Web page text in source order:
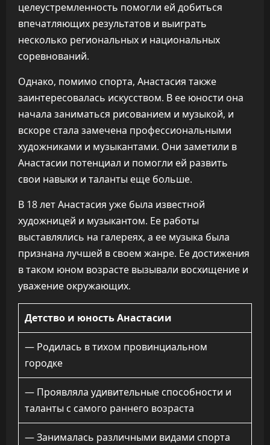
целеустремленность помогли ей добиться
впечатляющих результатов и выиграть
несколько региональных и национальных
соревнований.
Однако, помимо спорта, Анастасия также
заинтересовалась искусством. В ее юности она
начала заниматься рисованием и музыкой, и
вскоре стала замечена профессиональными
художниками и музыкантами. Они заметили в
Анастасии потенциал и помогли ей развить
свои навыки и таланты еще больше.
В 18 лет Анастасия уже была известной
художницей и музыкантом. Ее работы
выставлялись на галереях, а ее музыка была
признана лучшей в своем жанре. Ее достижения
в таком юном возрасте вызывали восхищение и
уважение окружающих.
Детство и юность Анастасии
— Родилась в тихом провинциальном
городке
— Проявляла удивительные способности и
таланты с самого раннего возраста
— Занималась различными видами спорта